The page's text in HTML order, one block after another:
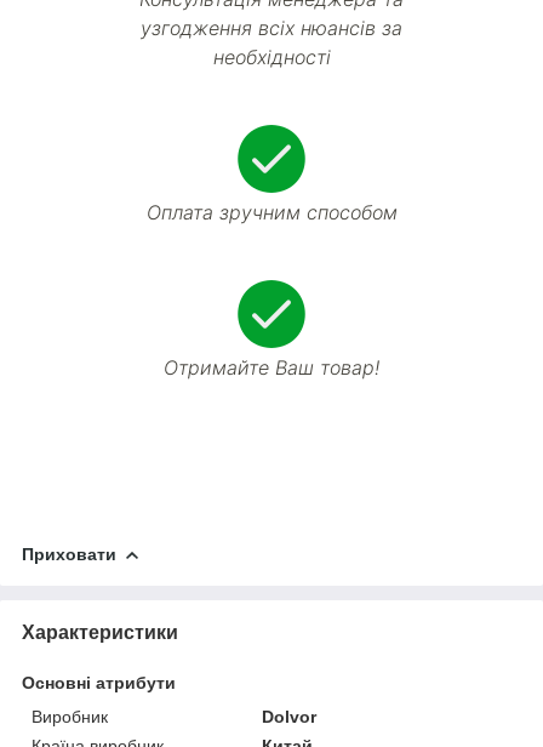
узгодження всіх нюансів за
необхідності
Оплата зручним способом
Отримайте Ваш товар!
Приховати
Характеристики
Основні атрибути
Виробник
Dolvor